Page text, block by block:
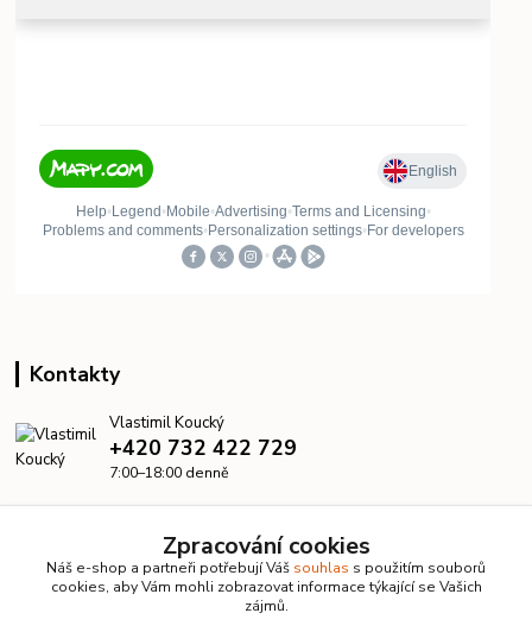
Kontakty
Vlastimil Koucký
+420 732 422 729
7:00–18:00 denně
Zpracování cookies
Náš e-shop a partneři potřebují Váš souhlas s použitím souborů
cookies, aby Vám mohli zobrazovat informace týkající se Vašich
zájmů.